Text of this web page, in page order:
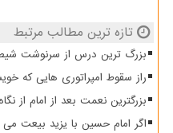
تازه ترین مطالب مرتبط
بزرگ ترین درس از سرنوشت
راز سقوط امپراتوری هایی که
بزرگترین نعمت بعد از امام از
اگر امام حسین با یزید بیعت